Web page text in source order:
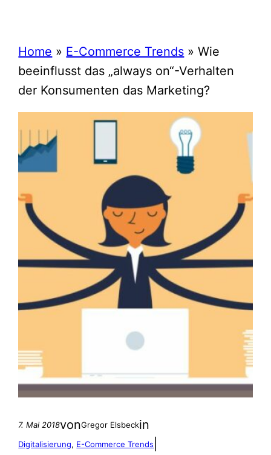
Home » E-Commerce Trends »Wie
beeinflusst das „always on“-Verhalten
der Konsumenten das Marketing?
7. Mai 2018vonGregor Elsbeckin
Digitalisierung, E-Commerce Trends|